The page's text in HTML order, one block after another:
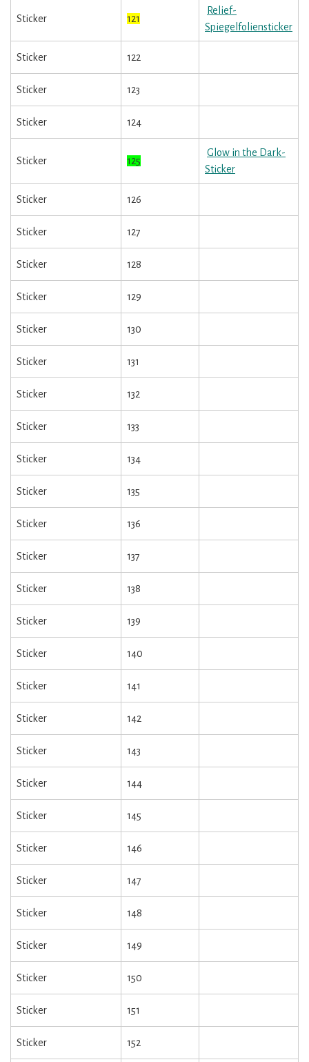
Sticker 121
Relief-
Spiegelfoliensticker
Sticker 122
Sticker 123
Sticker 124
Sticker 125
Glow in the Dark-
Sticker
Sticker 126
Sticker 127
Sticker 128
Sticker 129
Sticker 130
Sticker 131
Sticker 132
Sticker 133
Sticker 134
Sticker 135
Sticker 136
Sticker 137
Sticker 138
Sticker 139
Sticker 140
Sticker 141
Sticker 142
Sticker 143
Sticker 144
Sticker 145
Sticker 146
Sticker 147
Sticker 148
Sticker 149
Sticker 150
Sticker 151
Sticker 152